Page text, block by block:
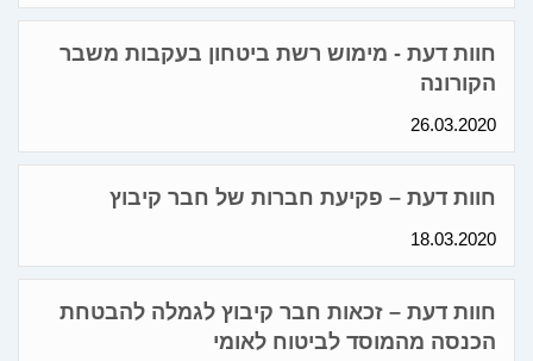
חוות דעת - מימוש רשת ביטחון בעקבות משבר
הקורונה
26.03.2020
חוות דעת – פקיעת חברות של חבר קיבוץ
18.03.2020
חוות דעת – זכאות חבר קיבוץ לגמלה להבטחת
הכנסה מהמוסד לביטוח לאומי